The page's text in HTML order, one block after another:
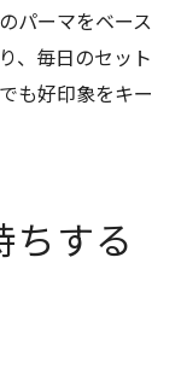
パーマをベース
、毎日のセット
も好印象をキー
ちする